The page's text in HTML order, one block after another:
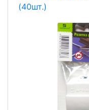
(40шт.)